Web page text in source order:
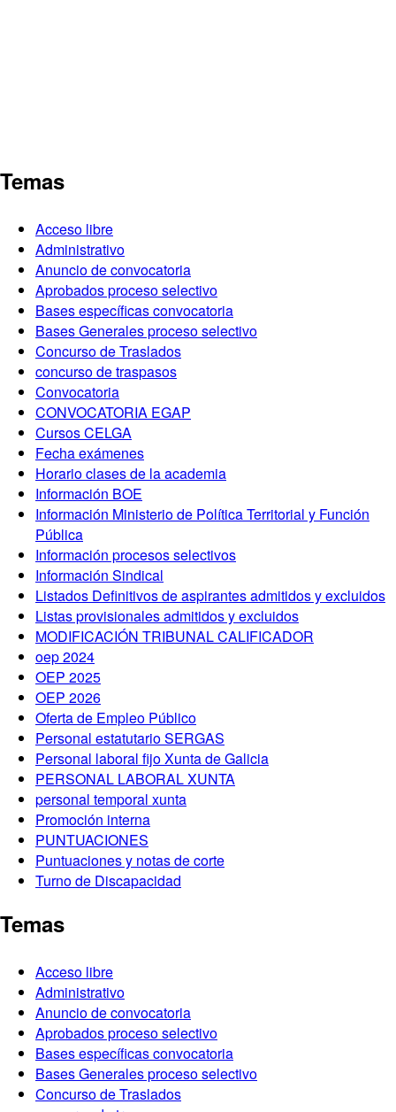
Temas
Acceso libre
Administrativo
Anuncio de convocatoria
Aprobados proceso selectivo
Bases específicas convocatoria
Bases Generales proceso selectivo
Concurso de Traslados
concurso de traspasos
Convocatoria
CONVOCATORIA EGAP
Cursos CELGA
Fecha exámenes
Horario clases de la academia
Información BOE
Información Ministerio de Política Territorial y Función
Pública
Información procesos selectivos
Información Sindical
Listados Definitivos de aspirantes admitidos y excluidos
Listas provisionales admitidos y excluidos
MODIFICACIÓN TRIBUNAL CALIFICADOR
oep 2024
OEP 2025
OEP 2026
Oferta de Empleo Público
Personal estatutario SERGAS
Personal laboral fijo Xunta de Galicia
PERSONAL LABORAL XUNTA
personal temporal xunta
Promoción interna
PUNTUACIONES
Puntuaciones y notas de corte
Turno de Discapacidad
Temas
Acceso libre
Administrativo
Anuncio de convocatoria
Aprobados proceso selectivo
Bases específicas convocatoria
Bases Generales proceso selectivo
Concurso de Traslados